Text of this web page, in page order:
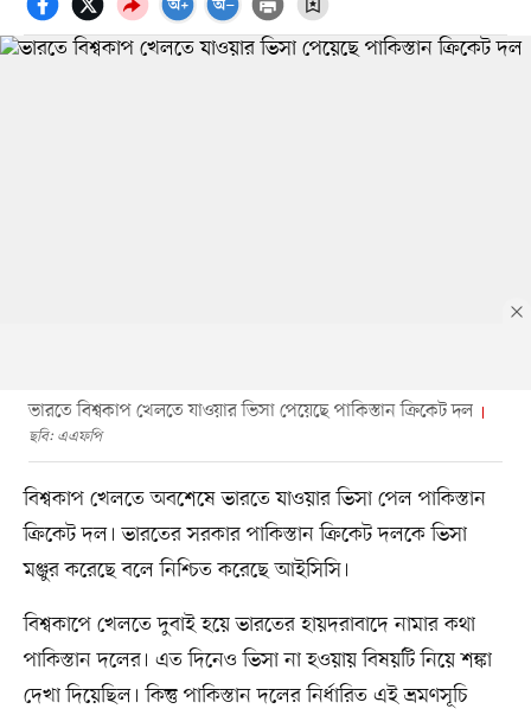
ভারতে বিশ্বকাপ খেলতে যাওয়ার ভিসা পেয়েছে পাকিস্তান ক্রিকেট দল
ছবি: এএফপি
বিশ্বকাপ খেলতে অবশেষে ভারতে যাওয়ার ভিসা পেল পাকিস্তান
ক্রিকেট দল। ভারতের সরকার পাকিস্তান ক্রিকেট দলকে ভিসা
মঞ্জুর করেছে বলে নিশ্চিত করেছে আইসিসি।
বিশ্বকাপে খেলতে দুবাই হয়ে ভারতের হায়দরাবাদে নামার কথা
পাকিস্তান দলের। এত দিনেও ভিসা না হওয়ায় বিষয়টি নিয়ে শঙ্কা
দেখা দিয়েছিল। কিন্তু পাকিস্তান দলের নির্ধারিত এই ভ্রমণসূচি